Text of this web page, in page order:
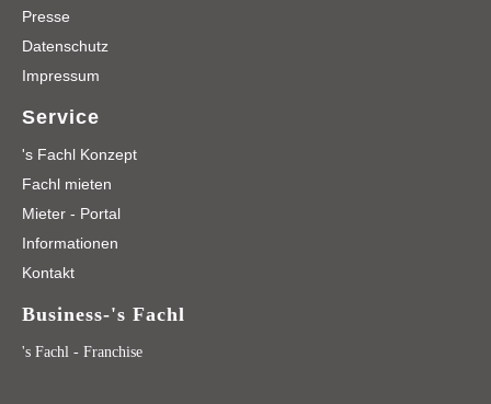
Presse
Datenschutz
Impressum
Service
's Fachl Konzept
Fachl mieten
Mieter - Portal
Informationen
Kontakt
Business-'s Fachl
's Fachl - Franchise